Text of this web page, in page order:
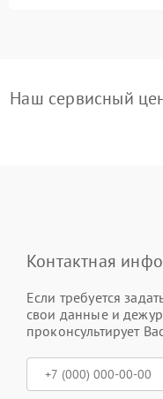
Наш сервисный
Контактная
Если требуется
свои данные и
проконсультирует